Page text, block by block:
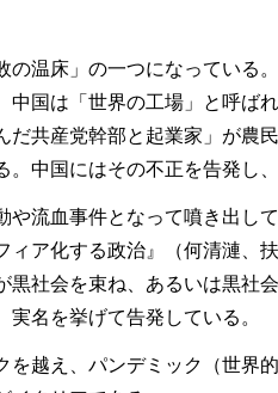
の温床」の一つになっている
中国は「世界の工場」と呼ば
だ共産党幹部と起業家」が農
。中国にはその不正を告発し
や流血事件となって噴き出し
ア化する政治』（何清漣、
黒社会を束ね、あるいは黒社
名を挙げて告発している。
を越え、パンデミック（世界